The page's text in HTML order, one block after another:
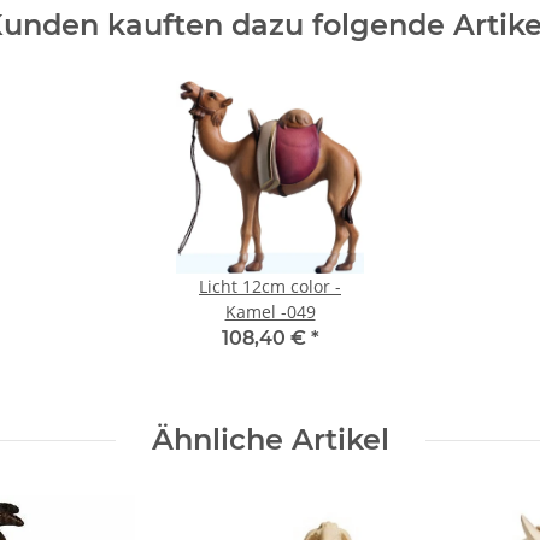
kauften dazu folgende
Licht 12cm color -
Kamel -049
108,40 € *
Ähnliche Artikel